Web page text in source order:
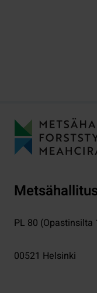
Metsähallitus
PL 80 (Opastinsilta
00521 Helsinki